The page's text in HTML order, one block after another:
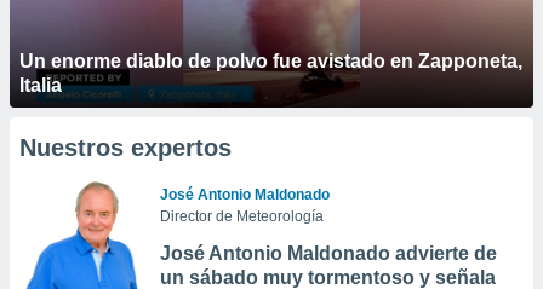
Un enorme diablo de polvo fue avistado en Zapponeta,
Italia
Nuestros expertos
José Antonio Maldonado
Director de Meteorología
José Antonio Maldonado advierte de
un sábado muy tormentoso y señala